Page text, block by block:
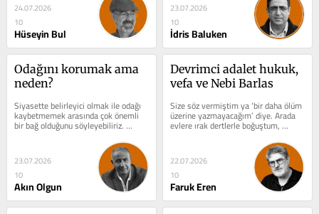
24.07.2026
10
Hüseyin Bul
23.07.2026
10
İdris Baluken
Odağını korumak ama
neden?
Siyasette belirleyici olmak ile odağı
kaybetmemek arasında çok önemli
bir bağ olduğunu söyleyebiliriz.
Odağınızdan koptuğunuzda,
23.07.2026
10
Akın Olgun
Devrimci adalet hukuk,
vefa ve Nebi Barlas
Size söz vermiştim ya ‘bir daha ölüm
üzerine yazmayacağım’ diye. Arada
evlere ırak dertlerle boğuştum,
boğuşuyorum. Yine ölüm vesile...
22.07.2026
10
Faruk Eren